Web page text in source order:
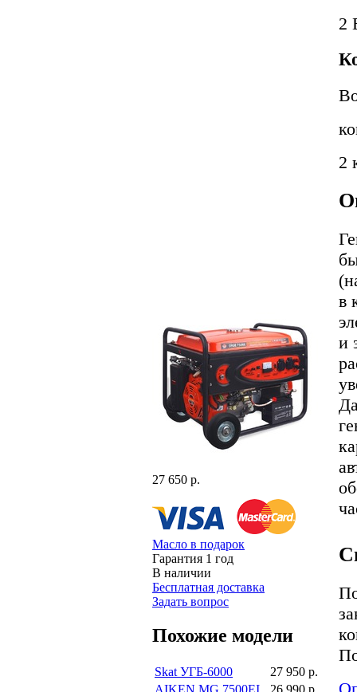
27 650 р.
Масло в подарок
Гарантия 1 год
В наличии
Бесплатная доставка
Задать вопрос
Похожие модели
Skat УГБ-6000
27 950 р.
AIKEN MG 7500EI
26 990 р.
2
2
в
и